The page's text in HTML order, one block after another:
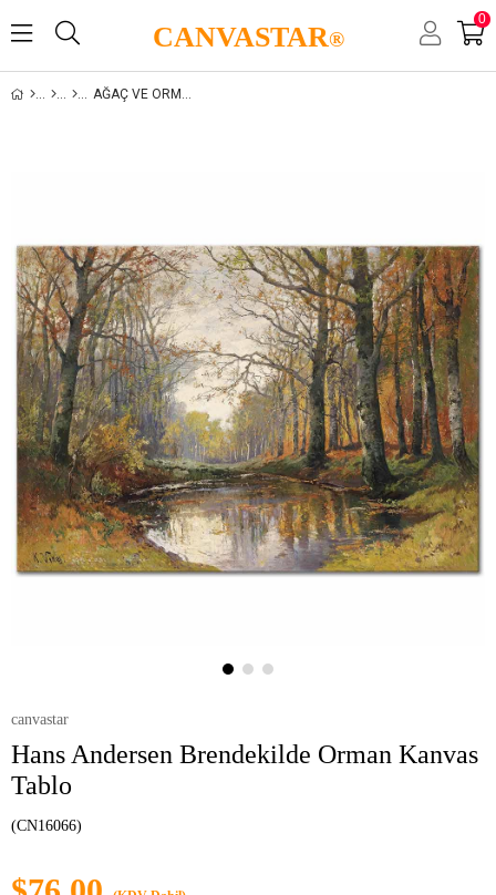
CANVASTAR®
0
AĞAÇ VE ORMAN MANZARALARI
canvastar
Hans Andersen Brendekilde Orman Kanvas
Tablo
(CN16066)